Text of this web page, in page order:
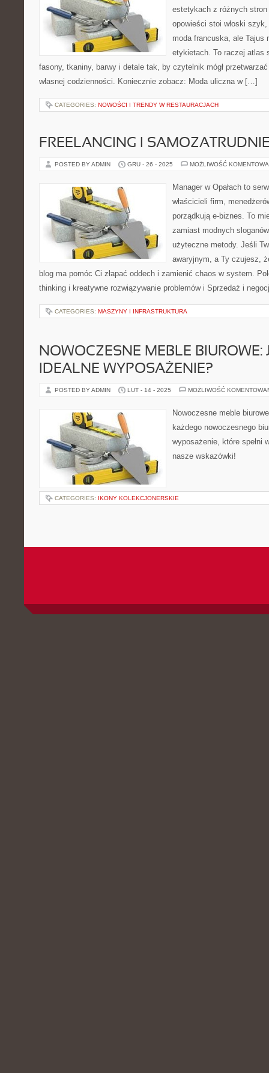
estetykach z różnych
opowieści stoi włoski
moda francuska, ale Tajus
etykietach. To raczej atlas
fasony, tkaniny, barwy i detale tak, by czytelnik mógł
własnej codzienności. Koniecznie zobacz: Moda uliczna w […]
CATEGORIES: NOWOŚCI I TRENDY W RESTAURACJACH
FREELANCING I
POSTED BY ADMIN GRU - 26 - 2025 MOŻLIWOŚĆ
Manager w Opałach to
właścicieli firm,
porządkują e-biznes. To
zamiast modnych
użyteczne metody. Jeśli
awaryjnym, a Ty czujesz,
blog ma pomóc Ci złapać oddech i zamienić chaos w system.
thinking i kreatywne rozwiązywanie problemów i Sprzedaż i
CATEGORIES: MASZYNY I INFRASTRUKTURA
NOWOCZESNE MEBLE BIUROWE:
IDEALNE WYPOSAŻENIE?
POSTED BY ADMIN LUT - 14 - 2025 MOŻLIWOŚĆ
Nowoczesne meble
każdego nowoczesnego
wyposażenie, które spełni
nasze wskazówki!
CATEGORIES: IKONY KOLEKCJONERSKIE